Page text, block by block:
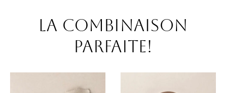
La combinaison
parfaite!